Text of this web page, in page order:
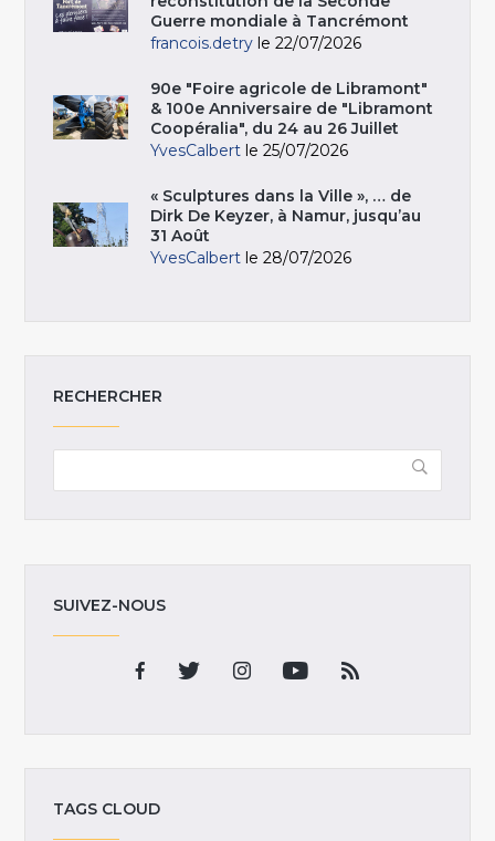
Guerre mondiale à Tancrémont
francois.detry le 22/07/2026
90e "Foire agricole de Libramont"
& 100e Anniversaire de "Libramont
Coopéralia", du 24 au 26 Juillet
YvesCalbert le 25/07/2026
« Sculptures dans la Ville », … de
Dirk De Keyzer, à Namur, jusqu’au
31 Août
YvesCalbert le 28/07/2026
RECHERCHER
SUIVEZ-NOUS
TAGS CLOUD